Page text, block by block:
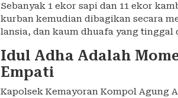
Sebanyak 1 ekor sapi dan 11 ekor
kurban kemudian dibagikan secara
lansia, dan kaum dhuafa yang
Idul Adha Adalah
Empati
Kapolsek Kemayoran Kompol Agung